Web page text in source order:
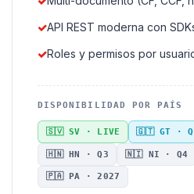
API REST moderna con
Roles y permisos por
DISPONIBILIDAD POR PAÍS
🇸🇻 SV · LIVE 🇬🇹 GT ·
🇭🇳 HN · Q3 🇳🇮 NI · Q4
🇵🇦 PA · 2027